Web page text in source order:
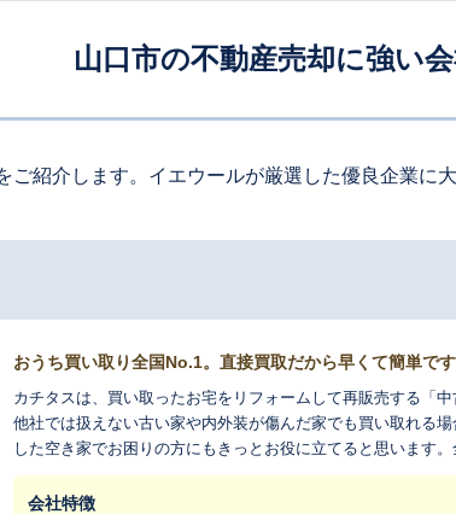
山口市の不動産売却に強い
ご紹介します。イエウールが厳選した優良企業に
おうち買い取り全国No.1。直接買取だから早くて簡単です
カチタスは、買い取ったお宅をリフォームして再販売する「
他社では扱えない古い家や内外装が傷んだ家でも買い取れる
した空き家でお困りの方にもきっとお役に立てると思います
まれ変わらせ、長く住みつなぐお手伝いをさせてください。
会社特徴